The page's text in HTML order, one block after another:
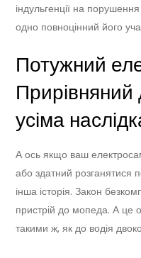
індульгенції на
одно повноцінний його
Потужний
усіма
А ось якщо ваш
або здатний розганятися
інша історія. Закон
пристрій до мопеда. А це
такими ж, як до водія